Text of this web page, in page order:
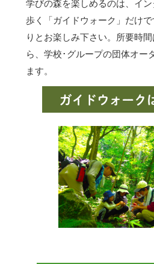
学びの森を楽しめるのは、イ
歩く「ガイドウォーク」だけ
りとお楽しみ下さい。所要時
ら、学校･グループの団体オー
ます。